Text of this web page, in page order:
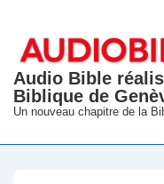
passer
contenu
principal
Audio Bible
Biblique de
Un nouveau chapitre de la